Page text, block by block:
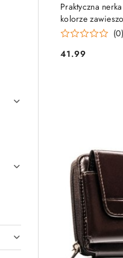
Praktyczna
kolorze
Rovicky
(0)
Cena:
41.99